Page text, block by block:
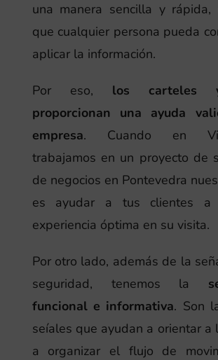
una manera sencilla y rápida,
que cualquier persona pueda
aplicar la información.
Por eso, los carteles
proporcionan una ayuda
empresa. Cuando en
trabajamos en un proyecto de
de negocios en Pontevedra
es ayudar a tus clientes a
experiencia óptima en su visita.
Por otro lado, además de la
seguridad, tenemos la
funcional e informativa. Son
seíales que ayudan a orientar a
a organizar el flujo de